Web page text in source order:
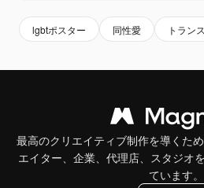
lgbtポスター 同性愛 トラン
最高のクリエイティブ制作を導くた
エイター、企業、代理店、スタジオ
ています。